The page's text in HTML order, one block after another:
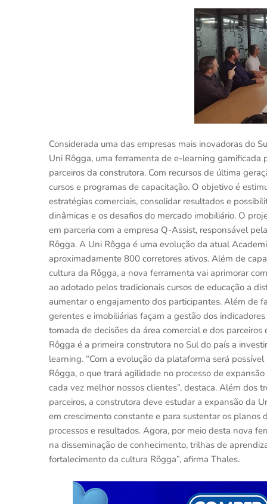
Considerada uma das empresas mais inovadoras do
Uni Rôgga, uma ferramenta de e-learning gamificada
parceiros da construtora. Com recursos de última
cursos e programas de capacitação. O objetivo é
estratégias comerciais, consolidar resultados e
dinâmicas e os desafios do mercado imobiliário. O
em parceria com a empresa Q-Assist, responsável
Rôgga. A Uni Rôgga é uma evolução da atual
aproximadamente 800 corretores ativos. Além de
cultura da Rôgga, a nova ferramenta vai aprimorar
ao adotado pelos tradicionais cursos de educação a
aumentar o engajamento dos participantes. Além de
gerentes e imobiliárias façam a gestão dos
tomada de decisões da área comercial e dos
Rôgga é a primeira construtora no Sul do país a
learning. “Com a evolução da plataforma será
Rôgga, o que trará agilidade no processo de
cada vez melhor nossos clientes”, destaca. Além dos
parceiros, a construtora deve estudar a expansão da
em crescimento constante e para sustentar os planos
processos e resultados. Agora, por meio desta nova
na disseminação de conhecimento, trilhas de
fortalecimento da cultura Rôgga”, afirma Thales.